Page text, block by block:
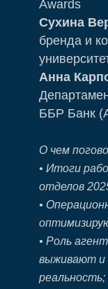
Awards
Сухина
бренда и
Анна
ББР Банк
О чем
• Итоги
отделов
•
• Роль
выживают и
реальность;